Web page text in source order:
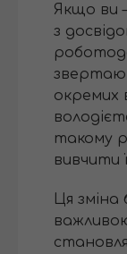
Якщо ви –
з
окремих
такому
вивчити
Ця